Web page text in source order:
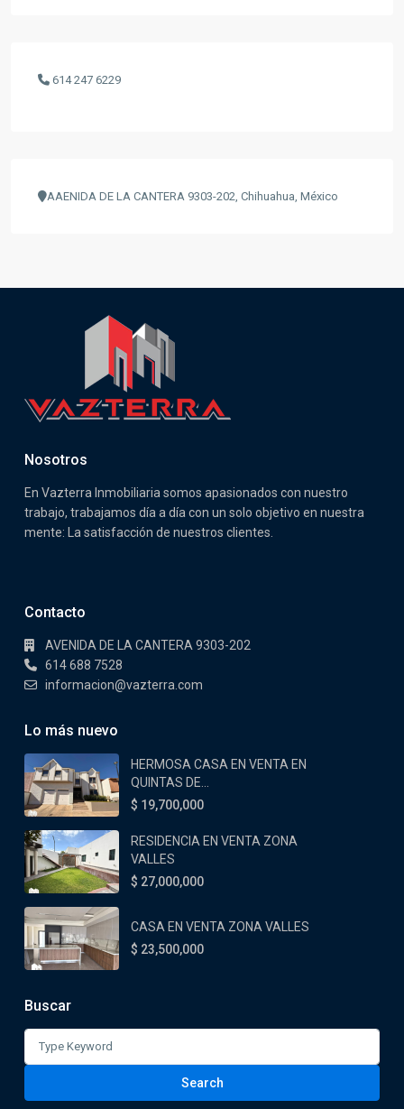
614 247 6229
AAENIDA DE LA CANTERA 9303-202, Chihuahua, México
Nosotros
En Vazterra Inmobiliaria somos apasionados con nuestro
trabajo, trabajamos día a día con un solo objetivo en nuestra
mente: La satisfacción de nuestros clientes.
Contacto
AVENIDA DE LA CANTERA 9303-202
614 688 7528
informacion@vazterra.com
Lo más nuevo
HERMOSA CASA EN VENTA EN
QUINTAS DE...
$ 19,700,000
RESIDENCIA EN VENTA ZONA
VALLES
$ 27,000,000
CASA EN VENTA ZONA VALLES
$ 23,500,000
Buscar
for:
Search